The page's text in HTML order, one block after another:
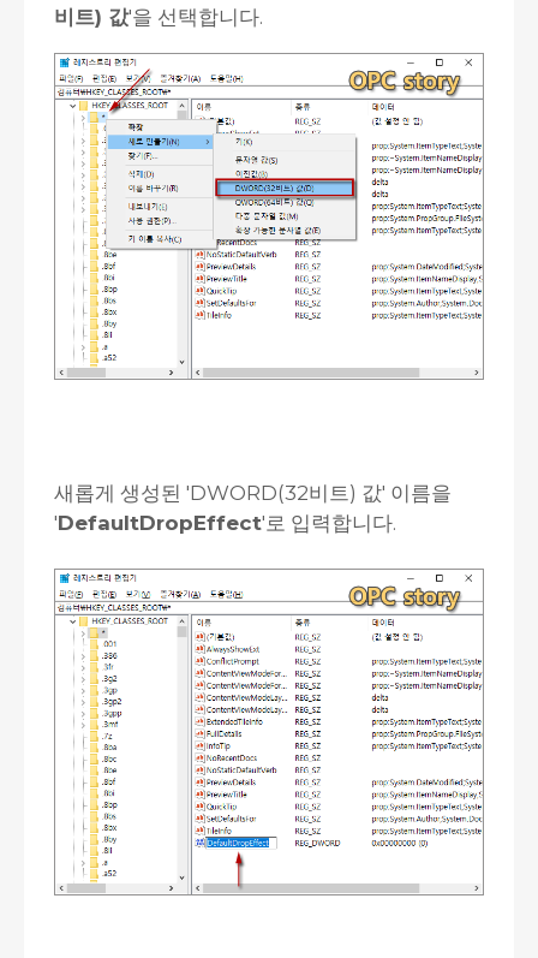
비트) 값'을 선택합니다.
새롭게 생성된 'DWORD(32비트) 값' 이름을
'DefaultDropEffect'로 입력합니다.